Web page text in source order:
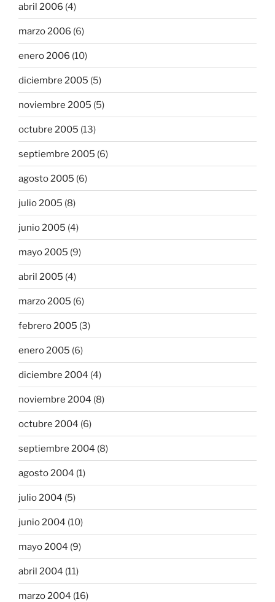
abril 2006 (4)
marzo 2006 (6)
enero 2006 (10)
diciembre 2005 (5)
noviembre 2005 (5)
octubre 2005 (13)
septiembre 2005 (6)
agosto 2005 (6)
julio 2005 (8)
junio 2005 (4)
mayo 2005 (9)
abril 2005 (4)
marzo 2005 (6)
febrero 2005 (3)
enero 2005 (6)
diciembre 2004 (4)
noviembre 2004 (8)
octubre 2004 (6)
septiembre 2004 (8)
agosto 2004 (1)
julio 2004 (5)
junio 2004 (10)
mayo 2004 (9)
abril 2004 (11)
marzo 2004 (16)